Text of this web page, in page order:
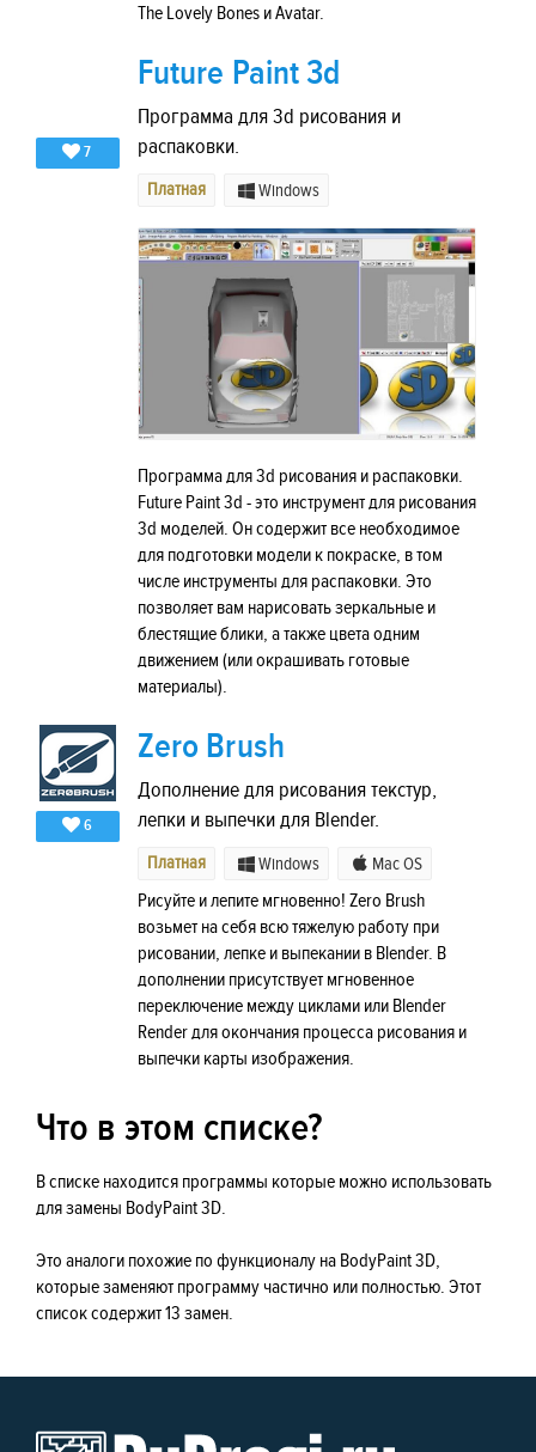
The Lovely Bones и Avatar.
7
Future Paint 3d
Программа для 3d рисования и
распаковки.
Платная Windows
Программа для 3d рисования и распаковки.
Future Paint 3d - это инструмент для рисования
3d моделей. Он содержит все необходимое
для подготовки модели к покраске, в том
числе инструменты для распаковки. Это
позволяет вам нарисовать зеркальные и
блестящие блики, а также цвета одним
движением (или окрашивать готовые
материалы).
6
Zero Brush
Дополнение для рисования текстур,
лепки и выпечки для Blender.
Платная Windows Mac OS
Рисуйте и лепите мгновенно! Zero Brush
возьмет на себя всю тяжелую работу при
рисовании, лепке и выпекании в Blender. В
дополнении присутствует мгновенное
переключение между циклами или Blender
Render для окончания процесса рисования и
выпечки карты изображения.
Что в этом списке?
В списке находится программы которые можно использовать
для замены BodyPaint 3D.
Это аналоги похожие по функционалу на BodyPaint 3D,
которые заменяют программу частично или полностью. Этот
список содержит 13 замен.